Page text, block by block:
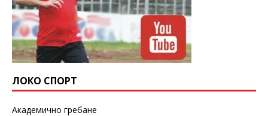
ЛОКО СПОРТ
Академично гребане